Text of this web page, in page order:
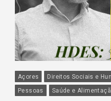
Açores Direitos Sociais e
Pessoas
Saúde e